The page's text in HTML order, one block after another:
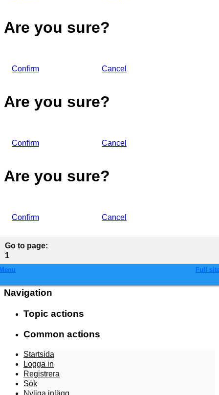
Are you sure?
Confirm Cancel
Are you sure?
Confirm Cancel
Are you sure?
Confirm Cancel
Go to page:
1
Full
Navigation
Topic actions
Common actions
Startsida
Logga in
Registrera
Sök
Nyliga inlägg